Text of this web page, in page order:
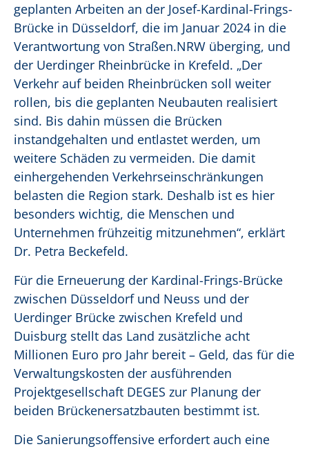
geplanten Arbeiten an der Josef-Kardinal-Frings-
Brücke in Düsseldorf, die im Januar 2024 in die
Verantwortung von Straßen.NRW überging, und
der Uerdinger Rheinbrücke in Krefeld. „Der
Verkehr auf beiden Rheinbrücken soll weiter
rollen, bis die geplanten Neubauten realisiert
sind. Bis dahin müssen die Brücken
instandgehalten und entlastet werden, um
weitere Schäden zu vermeiden. Die damit
einhergehenden Verkehrseinschränkungen
belasten die Region stark. Deshalb ist es hier
besonders wichtig, die Menschen und
Unternehmen frühzeitig mitzunehmen“, erklärt
Dr. Petra Beckefeld.
Für die Erneuerung der Kardinal-Frings-Brücke
zwischen Düsseldorf und Neuss und der
Uerdinger Brücke zwischen Krefeld und
Duisburg stellt das Land zusätzliche acht
Millionen Euro pro Jahr bereit – Geld, das für die
Verwaltungskosten der ausführenden
Projektgesellschaft DEGES zur Planung der
beiden Brückenersatzbauten bestimmt ist.
Die Sanierungsoffensive erfordert auch eine